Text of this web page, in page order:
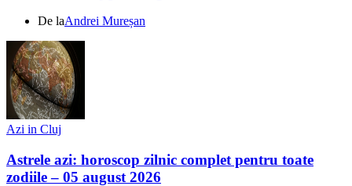
De laAndrei Mureșan
Azi in Cluj
Astrele azi: horoscop zilnic complet pentru toate
zodiile – 05 august 2026